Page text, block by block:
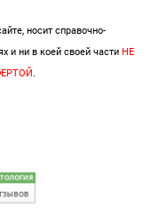
носит справочно-
и ни в коей своей части НЕ
.